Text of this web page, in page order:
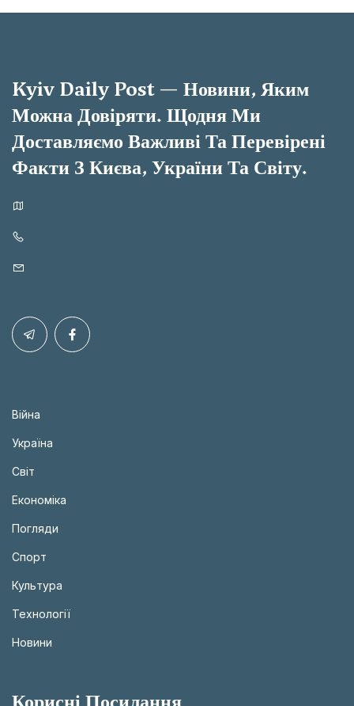
Kyiv Daily Post — Новини, Яким
Можна Довіряти. Щодня Ми
Доставляємо Важливі Та Перевірені
Факти З Києва, України Та Світу.
Війна
Україна
Світ
Економіка
Погляди
Спорт
Культура
Технології
Новини